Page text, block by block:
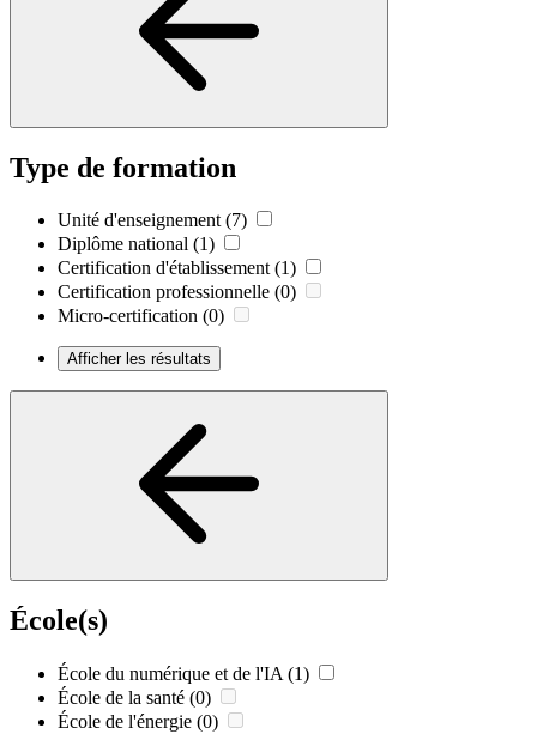
Type de formation
Unité d'enseignement (7)
Diplôme national (1)
Certification d'établissement (1)
Certification professionnelle (0)
Micro-certification (0)
Afficher les résultats
École(s)
École du numérique et de l'IA (1)
École de la santé (0)
École de l'énergie (0)